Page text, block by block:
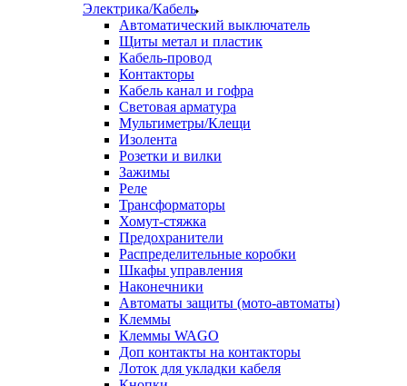
Электрика/Кабель
Автоматический выключатель
Щиты метал и пластик
Кабель-провод
Контакторы
Кабель канал и гофра
Световая арматура
Мультиметры/Клещи
Изолента
Розетки и вилки
Зажимы
Реле
Трансформаторы
Хомут-стяжка
Предохранители
Распределительные коробки
Шкафы управления
Наконечники
Автоматы защиты (мото-автоматы)
Клеммы
Клеммы WAGO
Доп контакты на контакторы
Лоток для укладки кабеля